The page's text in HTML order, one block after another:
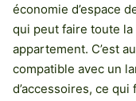
économie d’espace
qui peut faire toute
appartement. C’est
compatible avec un
d’accessoires, ce qui